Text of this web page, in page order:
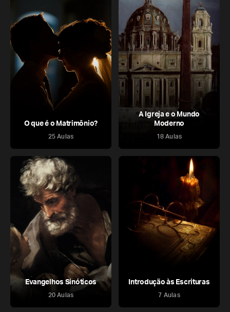
O que é o Matrimônio?
25 Aulas
A Igreja e o Mundo
Moderno
18 Aulas
Evangelhos Sinóticos
20 Aulas
Introdução às Escrituras
7 Aulas